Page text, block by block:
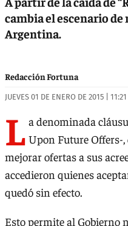
cambia el escenario de
Argentina.
Redacción Fortuna
JUEVES 01 DE ENERO DE 2015 | 11:21
L a denominada
Upon Future Offers-
mejorar ofertas a sus
accedieron quienes
quedó sin efecto.
Esto permite al Gobierno